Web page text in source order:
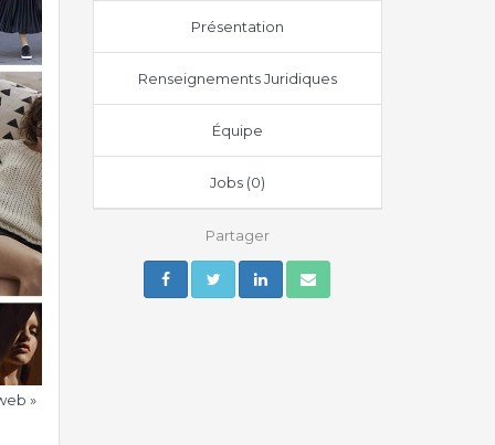
»
Présentation
Renseignements Juridiques
Équipe
Jobs (0)
Partager